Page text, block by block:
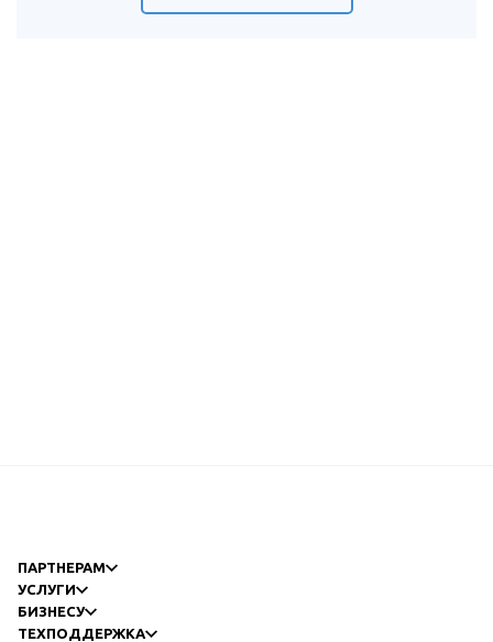
ПАРТНЕРАМ
УСЛУГИ
БИЗНЕСУ
ТЕХПОДДЕРЖКА